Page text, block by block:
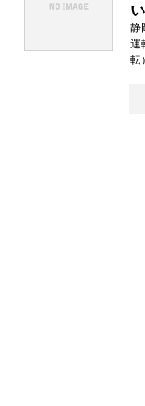
静
運
転